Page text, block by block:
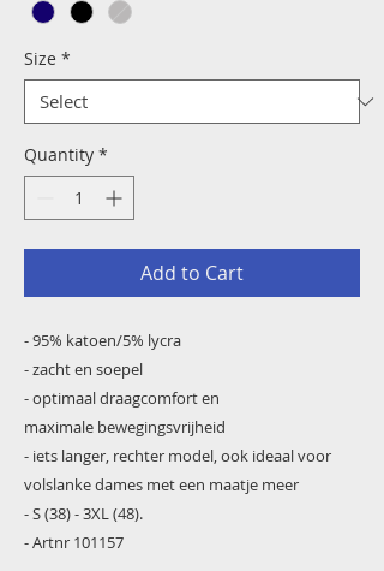
Size *
Quantity *
Add to Cart
- 95% katoen/5% lycra
- zacht en soepel
- optimaal draagcomfort en
maximale bewegingsvrijheid
- iets langer, rechter model, ook ideaal voor
volslanke dames met een maatje meer
- S (38) - 3XL (48).
- Artnr 101157